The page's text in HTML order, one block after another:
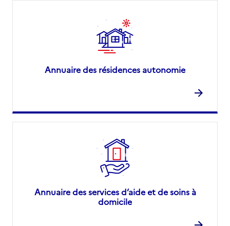
Annuaire des résidences autonomie
Annuaire des services d’aide et de soins à
domicile